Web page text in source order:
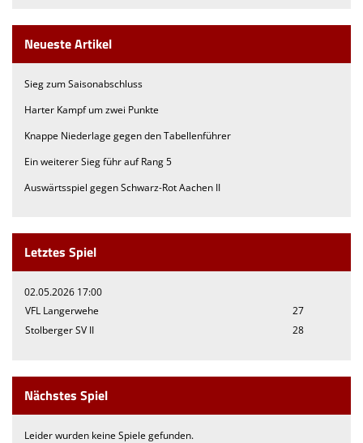
Neueste Artikel
Sieg zum Saisonabschluss
Harter Kampf um zwei Punkte
Knappe Niederlage gegen den Tabellenführer
Ein weiterer Sieg führ auf Rang 5
Auswärtsspiel gegen Schwarz-Rot Aachen II
Letztes Spiel
02.05.2026 17:00
VFL Langerwehe
27
Stolberger SV II
28
Nächstes Spiel
Leider wurden keine Spiele gefunden.